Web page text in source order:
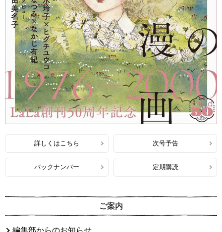
詳しくはこちら 次号予告
バックナンバー 定期購読
ご案内
編集部からのお知らせ